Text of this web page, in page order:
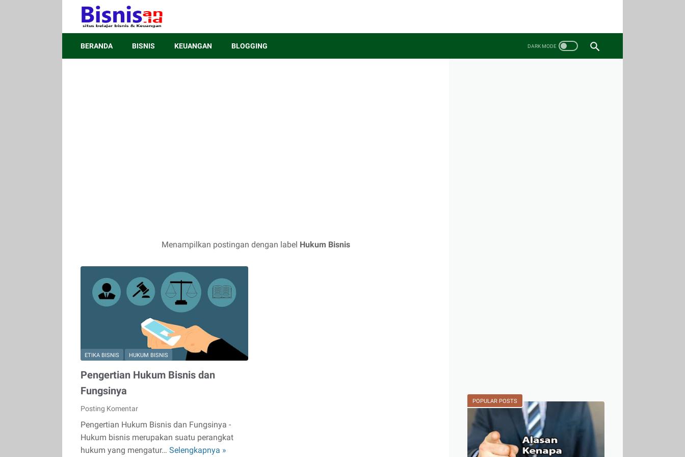
BERANDA BISNIS KEUANGAN BLOGGING
Menampilkan postingan dengan label Hukum Bisnis
ETIKA BISNIS HUKUM BISNIS
Pengertian Hukum Bisnis dan
Fungsinya
Posting Komentar
Pengertian Hukum Bisnis dan Fungsinya -
Hukum bisnis merupakan suatu perangkat
hukum yang mengatur… Selengkapnya »
POPULAR POSTS